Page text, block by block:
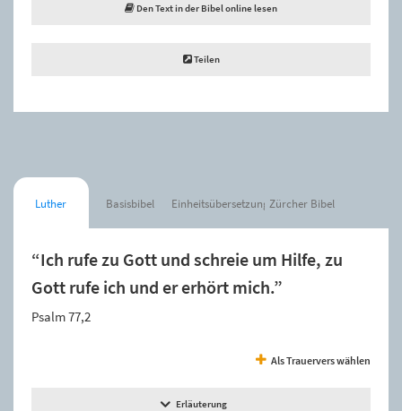
Den Text in der Bibel online lesen
Teilen
Luther Basisbibel Einheitsübersetzung Zürcher Bibel
“Ich rufe zu Gott und schreie um Hilfe, zu
Gott rufe ich und er erhört mich.”
Psalm 77,2
Als Trauervers wählen
Erläuterung